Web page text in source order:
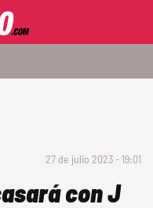
27 de julio 2023 - 19:01
con J